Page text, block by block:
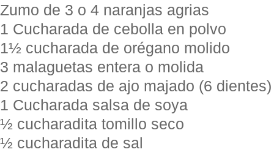
Zumo de 3 o 4 naranjas agrias
1 Cucharada de cebolla en polvo
1½ cucharada de orégano molido
3 malaguetas entera o molida
2 cucharadas de ajo majado (6 dientes)
1 Cucharada salsa de soya
½ cucharadita tomillo seco
½ cucharadita de sal